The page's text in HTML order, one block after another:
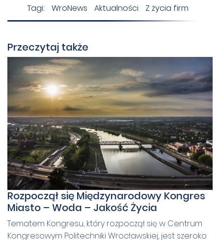
Tagi: WroNews Aktualności Z życia firm
Przeczytaj także
Rozpoczął się Międzynarodowy Kongres
Miasto – Woda – Jakość Życia
Tematem Kongresu, który rozpoczął się w Centrum
Kongresowym Politechniki Wrocławskiej, jest szeroko